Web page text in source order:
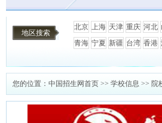
地区搜索
北京 上海 天津 重庆 河北
青海 宁夏 新疆 台湾 香港
您的位置： 中国招生网首页 >> 学校信息 >> 院